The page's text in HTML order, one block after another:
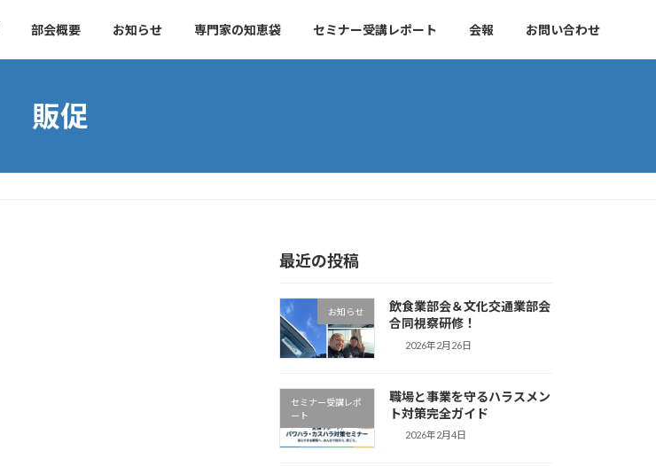
部会概要 お知らせ 専門家の知恵袋 セミナー受講レポート 会報 お問い合わせ
販促
最近の投稿
お知らせ
飲食業部会＆文化交通業部会
合同視察研修！
2026年2月26日
セミナー受講レポ
ート
職場と事業を守るハラスメン
ト対策完全ガイド
2026年2月4日